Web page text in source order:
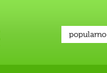
popularno